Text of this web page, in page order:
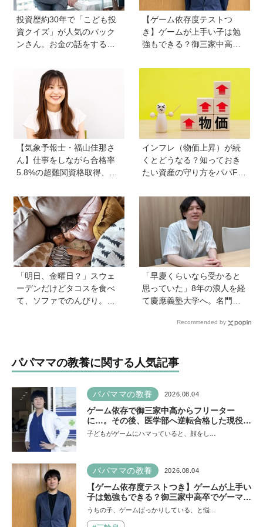
投資歴約30年で「こども投
資クイズ」が人気のパック
ンさん。お金の話をするの
どもも正しい節約、投資方
法を知ってほしい
【ゲーム依存度テストつ
き】ゲームが上手い子は勉
強もできる？御三家中高卒
史さんが教えるゲームしな
がら受験で勝つためのメソ
【気象予報士・福山佳那さ
ん】仕事をしながら合格率
5.8%の超難関資格取得、さ
できる場所」をつくってく
れた両親のもとで挑戦し続
ける心が育った
インフレ（物価上昇）が続
くとどうなる？知っておき
たい資産の守り方をパパFP
「明日、金曜日？」スウェ
ーデンだけどタコスを食べ
て、ソファでのんびり。小
「早慶くらいなら受かると
思っていた」8年の浪人を経
て慶應義塾大学へ。名門・
受験の反動からゲーム依存
【慶應生よしださん｜前
編】
Recommended by
パパママの教養に関する人気記事
パパママの教養 2026.08.04
ゲーム依存で御三家中高からフリーター
に…。その後、医学部へ逆転合格した現役医
師が断言「ゲームの経験が受験勉強に役立っ
子どもがゲームにハマっていると、顔をし…
パパママの教養 2026.08.04
【ゲーム依存度テストつき】ゲームが上手い
子は勉強もできる？御三家中高卒でゲーマー
の医師・阿部智史さんが教えるゲームしなが
うちの子、ゲームばっかりしている、と悩…